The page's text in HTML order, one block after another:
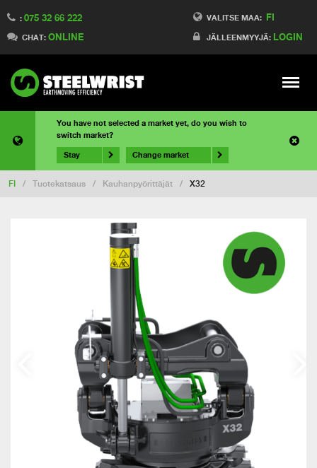
VALITSE MAA: FI
JÄLLEENMYYJÄ: LOGIN
: 075 32 66 222
CHAT: ONLINE
Meny
You have not selected a market yet, do you wish to
switch market?
Stay Change market
FI / Tuotekatsaus / Kauhanpyörittäjät / X32